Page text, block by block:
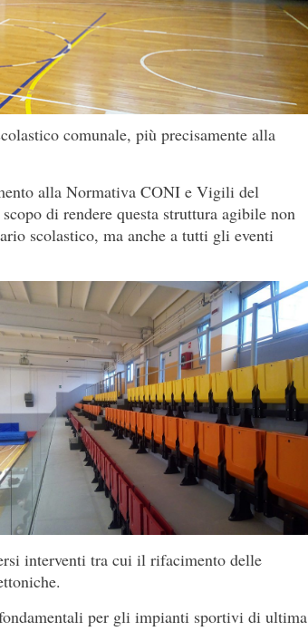
comunale, più precisamente alla
alla Normativa CONI e Vigili del
di rendere questa struttura agibile non
scolastico, ma anche a tutti gli eventi
interventi tra cui il rifacimento delle
per gli impianti sportivi di ultima